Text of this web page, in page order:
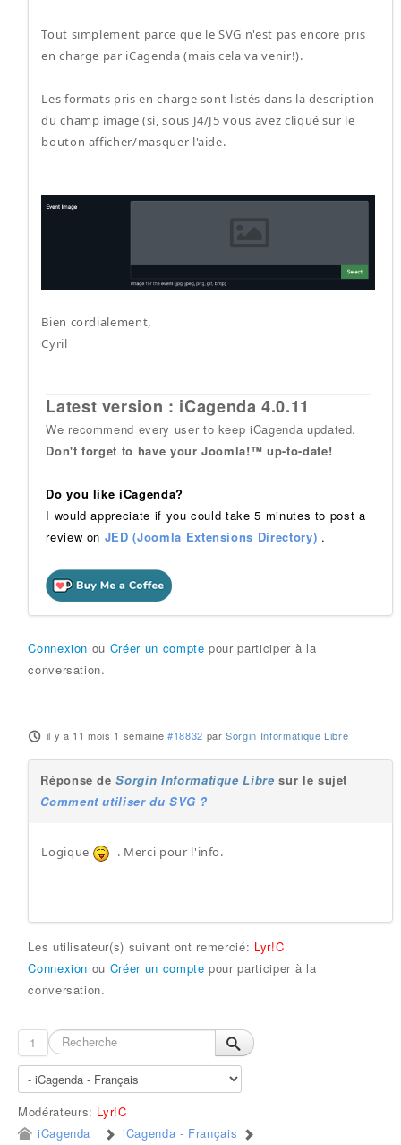
Tout simplement parce que le SVG n'est pas encore pris
en charge par iCagenda (mais cela va venir!).
Les formats pris en charge sont listés dans la description
du champ image (si, sous J4/J5 vous avez cliqué sur le
bouton afficher/masquer l'aide.
Bien cordialement,
Cyril
Latest version : iCagenda 4.0.11
We recommend every user to keep iCagenda updated.
Don't forget to have your Joomla!™ up-to-date!
Do you like iCagenda?
I would appreciate if you could take 5 minutes to post a
review on JED (Joomla Extensions Directory) .
Connexion ou Créer un compte pour participer à la
conversation.
il y a 11 mois 1 semaine #18832 parSorgin Informatique Libre
Réponse deSorgin Informatique Libre sur le sujet
Comment utiliser du SVG ?
Logique . Merci pour l'info.
Les utilisateur(s) suivant ont remercié: Lyr!C
Connexion ou Créer un compte pour participer à la
conversation.
1
Modérateurs: Lyr!C
iCagenda
iCagenda - Français